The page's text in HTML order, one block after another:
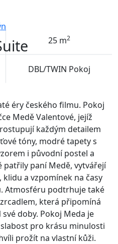
25 m2
DBL/TWIN Pokoj
éry českého filmu. Pokoj
Medě Valentové, jejíž
každým detailem
tóny, modré tapety s
i původní postel a
paní Medě, vytvářejí
a vzpomínek na časy
Atmosféru podtrhuje také
která připomíná
doby. Pokoj Meda je
pro krásu minulosti
prožít na vlastní kůži.